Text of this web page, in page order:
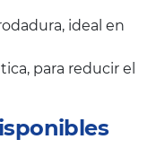
ideal en
para reducir el